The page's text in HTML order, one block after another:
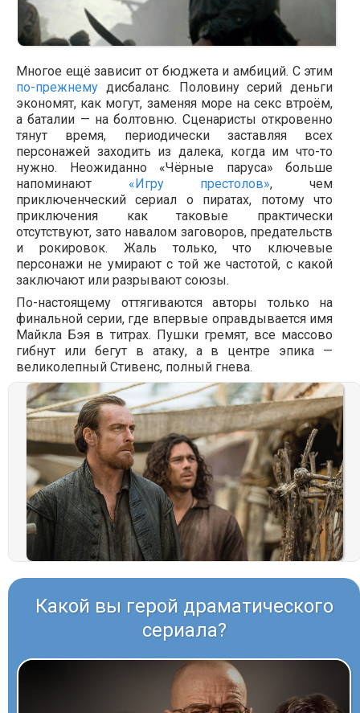
Многое ещё зависит от бюджета и амбиций. С этим
по-прежнему дисбаланс. Половину серий деньги
экономят, как могут, заменяя море на секс втроём,
а баталии — на болтовню. Сценаристы откровенно
тянут время, периодически заставляя всех
персонажей заходить из далека, когда им что-то
нужно. Неожиданно «Чёрные паруса» больше
напоминают «Игру престолов», чем
приключенческий сериал о пиратах, потому что
приключения как таковые практически
отсутствуют, зато навалом заговоров, предательств
и рокировок. Жаль только, что ключевые
персонажи не умирают с той же частотой, с какой
заключают или разрывают союзы.
По-настоящему оттягиваются авторы только на
финальной серии, где впервые оправдывается имя
Майкла Бэя в титрах. Пушки гремят, все массово
гибнут или бегут в атаку, а в центре эпика —
великолепный Стивенс, полный гнева.
Какой вы герой драматического
сериала?